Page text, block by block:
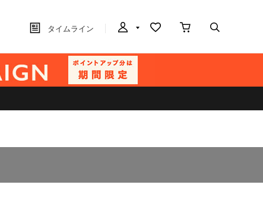
タイムライン